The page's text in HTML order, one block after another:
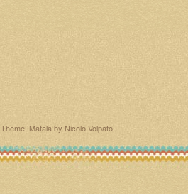
Theme: Matala by Nicolo Volpato